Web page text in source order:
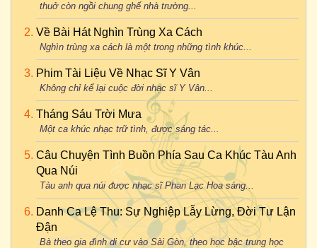
thuở còn ngồi chung ghế nhà trường...
Về Bài Hát Nghìn Trùng Xa Cách
Nghìn trùng xa cách là một trong những tình khúc...
Phim Tài Liệu Về Nhạc Sĩ Y Vân
Không chỉ kể lại cuộc đời nhạc sĩ Y Vân...
Tháng Sáu Trời Mưa
Một ca khúc nhạc trữ tình, được sáng tác...
Câu Chuyện Tình Buồn Phía Sau Ca Khúc Tàu Anh
Qua Núi
Tàu anh qua núi được nhạc sĩ Phan Lạc Hoa sáng...
Danh Ca Lệ Thu: Sự Nghiệp Lẫy Lừng, Đời Tư Lận
Đận
Bà theo gia đình di cư vào Sài Gòn, theo học bậc trung học